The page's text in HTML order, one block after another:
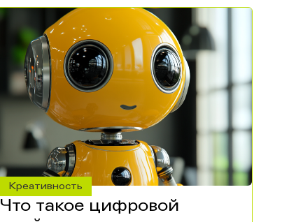
Креативность
Что такое цифровой